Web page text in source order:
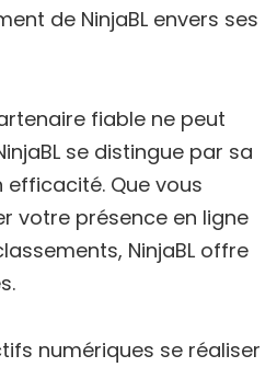
de NinjaBL envers ses
fiable ne peut
se distingue par sa
Que vous
votre présence en ligne
NinjaBL offre
numériques se réaliser